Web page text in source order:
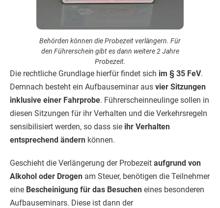
Behörden können die Probezeit verlängern. Für
den Führerschein gibt es dann weitere 2 Jahre
Probezeit.
Die rechtliche Grundlage hierfür findet sich im § 35 FeV.
Demnach besteht ein Aufbauseminar aus vier Sitzungen
inklusive einer Fahrprobe. Führerscheinneulinge sollen in
diesen Sitzungen für ihr Verhalten und die Verkehrsregeln
sensibilisiert werden, so dass sie ihr Verhalten
entsprechend ändern können.
Geschieht die Verlängerung der Probezeit aufgrund von
Alkohol oder Drogen am Steuer, benötigen die Teilnehmer
eine Bescheinigung für das Besuchen eines besonderen
Aufbauseminars. Diese ist dann der